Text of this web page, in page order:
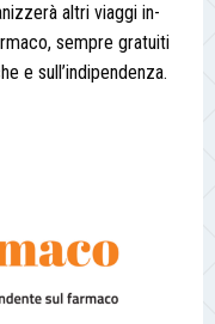
altri viaggi in-
sempre gratuiti
e sull’indipendenza.